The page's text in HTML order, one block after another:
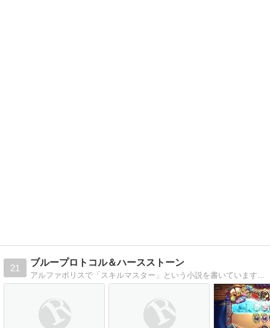
21
ブループロトコル＆ハースストーン
アルファポリスで「スキルマスター」という小説を書いています。サブテーマは、生きるために必要な知識です。我が人生にうっかりありですが、読んで損はさせないつもりなのでよろしくお願いします。ブログは、ゲームを中心に書いています。